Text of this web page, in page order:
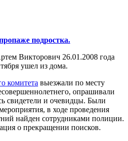
подростка.
Викторович 26.01.2008 года
ушел из дома.
комитета выезжали по месту
опрашивали
свидетели и очевидцы. Были
в ходе проведения
найден сотрудниками полиции.
о прекращении поисков.